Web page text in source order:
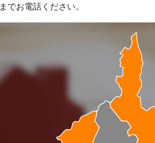
までお電話ください。